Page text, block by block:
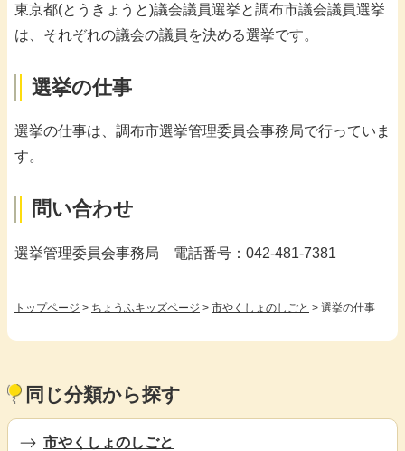
東京都(とうきょうと)議会議員選挙と調布市議会議員選挙
は、それぞれの議会の議員を決める選挙です。
選挙の仕事
選挙の仕事は、調布市選挙管理委員会事務局で行っていま
す。
問い合わせ
選挙管理委員会事務局 電話番号：042-481-7381
トップページ > ちょうふキッズページ > 市やくしょのしごと > 選挙の仕事
同じ分類から探す
市やくしょのしごと